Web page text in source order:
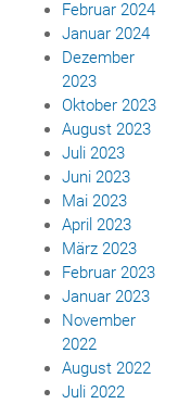
Februar 2024
Januar 2024
Dezember
2023
Oktober 2023
August 2023
Juli 2023
Juni 2023
Mai 2023
April 2023
März 2023
Februar 2023
Januar 2023
November
2022
August 2022
Juli 2022